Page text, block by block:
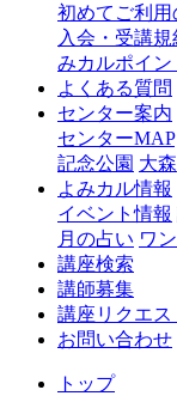
初めてご利用
入会・受講規
みカルポイン
よくある質問
センター案内
センターMAP
記念公園 大森
よみカル情報
イベント情報
月の占い ワ
講座検索
講師募集
講座リクエス
お問い合わせ
トップ